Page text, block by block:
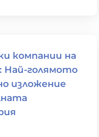
компании на
Най-голямото
изложение